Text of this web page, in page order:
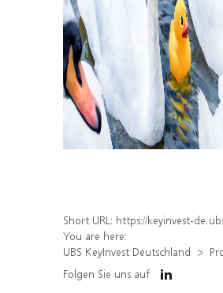
Short URL: https://keyinvest-de.ubs.com/produkt/detail/
You are here:
UBS KeyInvest Deutschland
Folgen Sie uns auf